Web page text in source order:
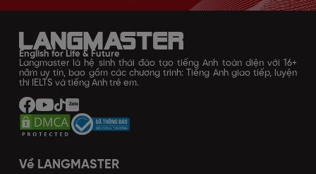
English for Life & Future
Langmaster là hệ sinh thái đào tạo tiếng Anh toàn diện với 16+
năm uy tín, bao gồm các chương trình: Tiếng Anh giao tiếp, luyện
thi IELTS và tiếng Anh trẻ em.
Về LANGMASTER